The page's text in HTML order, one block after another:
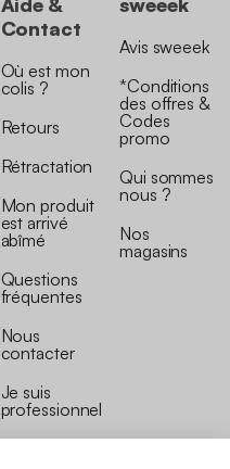
Contact
Où est mon
colis ?
Retours
Rétractation
Mon produit
est arrivé
abîmé
Questions
fréquentes
Nous
contacter
Je suis
professionnel
Avis sweeek
*Conditions
des offres &
Codes
promo
Qui sommes
nous ?
Nos
magasins